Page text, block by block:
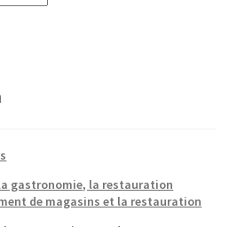
gastronomie, la restauration
de magasins et la restauration